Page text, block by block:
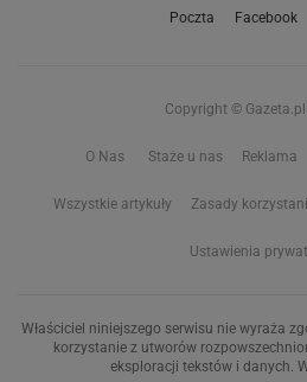
Poczta Facebook
Copyright © Gazeta.pl
O Nas Staże u nas Reklama
Wszystkie artykuły Zasady
Ustawienia
Właściciel niniejszego serwisu nie wyraża
korzystanie z utworów
eksploracji tekstów i danych.